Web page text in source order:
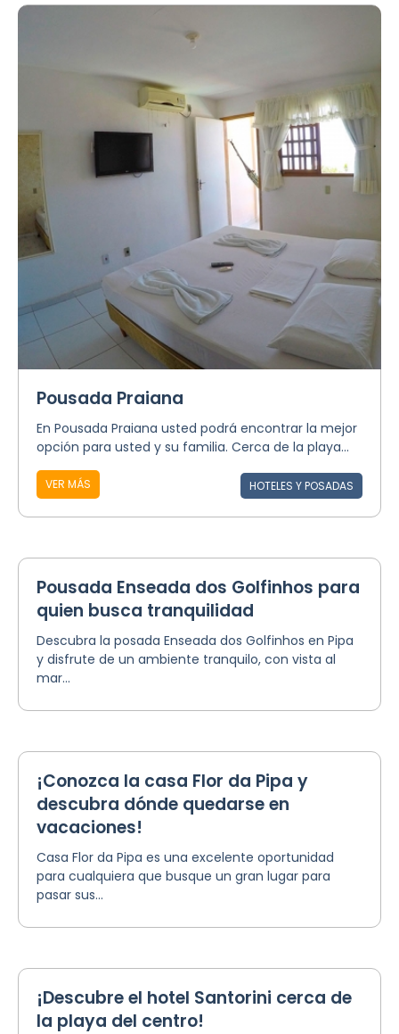
Pousada Praiana
En Pousada Praiana usted podrá encontrar la mejor
opción para usted y su familia. Cerca de la playa...
VER MÁS HOTELES Y POSADAS
Pousada Enseada dos Golfinhos para
quien busca tranquilidad
Descubra la posada Enseada dos Golfinhos en Pipa
y disfrute de un ambiente tranquilo, con vista al
mar...
¡Conozca la casa Flor da Pipa y
descubra dónde quedarse en
vacaciones!
Casa Flor da Pipa es una excelente oportunidad
para cualquiera que busque un gran lugar para
pasar sus...
¡Descubre el hotel Santorini cerca de
la playa del centro!